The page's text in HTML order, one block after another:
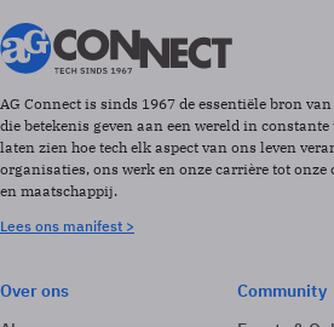
AG Connect is sinds 1967 de essentiële bron
die betekenis geven aan een wereld in
laten zien hoe tech elk aspect van ons leven
organisaties, ons werk en onze carrière tot onze
en maatschappij.
Lees ons manifest >
Over ons
Community